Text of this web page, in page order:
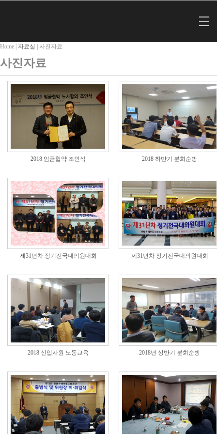
Home | 자료실 사진자료
사진자료
2018 임금협약 조인식 2018 하반기 분회순방
제31년차 정기전국대의원대회 제31년차 정기전국대의원대회
2018 신입사원 노동교육 2018년 상반기 분회순방